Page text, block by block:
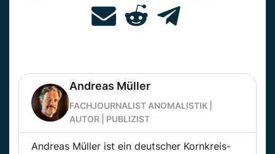
Andreas Müller
FACHJOURNALIST ANOMALISTIK |
AUTOR | PUBLIZIST
Andreas Müller ist ein deutscher Kornkreis-